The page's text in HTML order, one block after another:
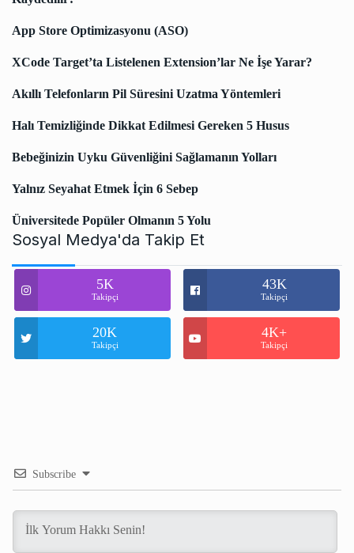
App Store Optimizasyonu (ASO)
XCode Target’ta Listelenen Extension’lar Ne İşe Yarar?
Akıllı Telefonların Pil Süresini Uzatma Yöntemleri
Halı Temizliğinde Dikkat Edilmesi Gereken 5 Husus
Bebeğinizin Uyku Güvenliğini Sağlamanın Yolları
Yalnız Seyahat Etmek İçin 6 Sebep
Üniversitede Popüler Olmanın 5 Yolu
Sosyal Medya'da Takip Et
5K
Takipçi
43K
Takipçi
20K
Takipçi
4K+
Takipçi
Subscribe